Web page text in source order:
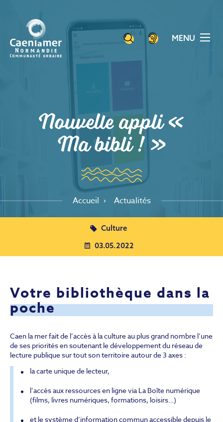
contenu
principal
MENU
Nouvelle appli «
Ma bibli ! »
Accueil Actualités
Culture
03.05.2022
Votre bibliothèque dans la
poche
Caen la mer fait de l’accès à la culture au plus grand nombre l’une
de ses priorités en soutenant le développement du réseau de
lecture publique sur tout son territoire autour de 3 axes :
la carte unique de lecteur,
l’accès aux ressources en ligne via La Boîte numérique
(films, livres numériques, formations, loisirs…)
et le système d’information commun accessible depuis le